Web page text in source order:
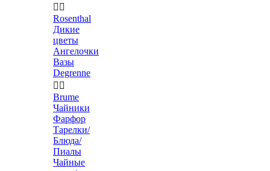
 
Rosenthal
Дикие
цветы
Ангелочки
Вазы
Degrenne
 
Brume
Чайники
Фарфор
Тарелки/
Блюда/
Пиалы
Чайные